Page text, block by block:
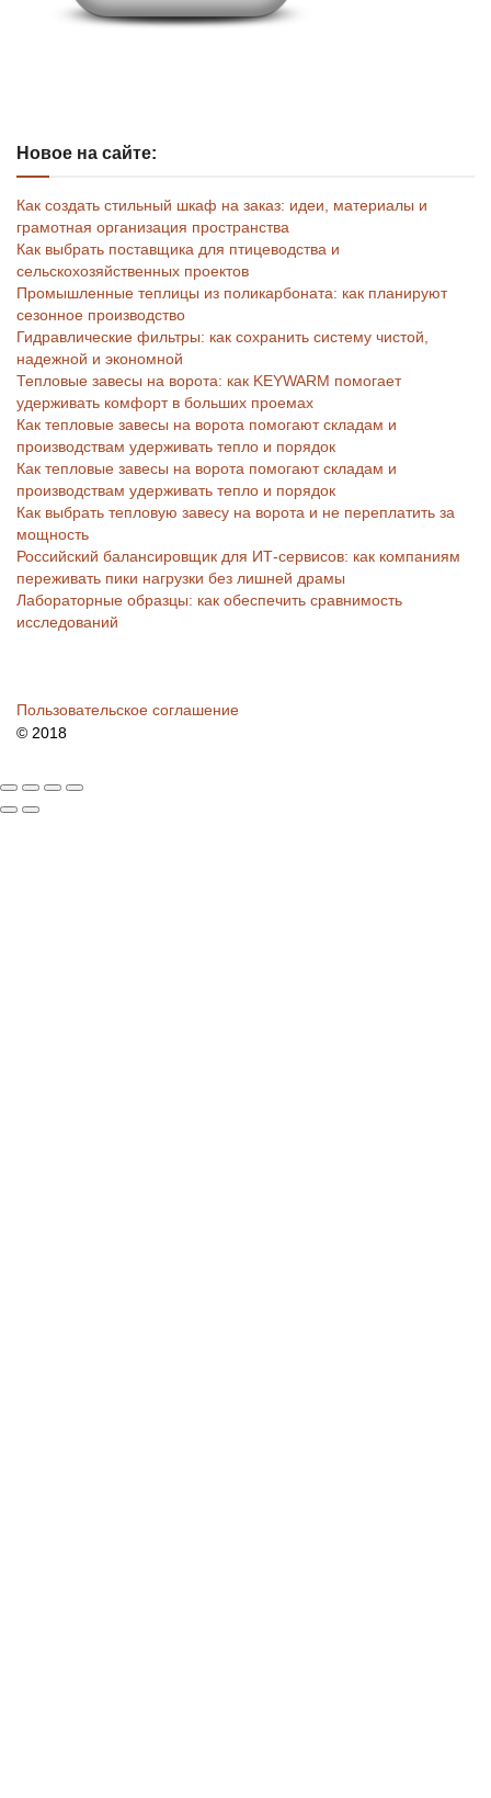
Новое на сайте:
Как создать стильный шкаф на заказ: идеи, материалы и
грамотная организация пространства
Как выбрать поставщика для птицеводства и
сельскохозяйственных проектов
Промышленные теплицы из поликарбоната: как планируют
сезонное производство
Гидравлические фильтры: как сохранить систему чистой,
надежной и экономной
Тепловые завесы на ворота: как KEYWARM помогает
удерживать комфорт в больших проемах
Как тепловые завесы на ворота помогают складам и
производствам удерживать тепло и порядок
Как тепловые завесы на ворота помогают складам и
производствам удерживать тепло и порядок
Как выбрать тепловую завесу на ворота и не переплатить за
мощность
Российский балансировщик для ИТ-сервисов: как компаниям
переживать пики нагрузки без лишней драмы
Лабораторные образцы: как обеспечить сравнимость
исследований
Пользовательское соглашение
© 2018